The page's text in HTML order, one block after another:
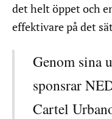
det helt öppet och
effektivare på det
Genom sina
sponsrar
Cartel